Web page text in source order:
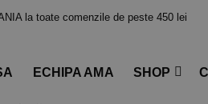
la toate comenzile de peste 450 lei
ECHIPA AMA SHOP